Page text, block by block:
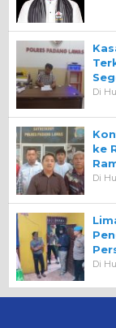
Di
ke
Di
Di